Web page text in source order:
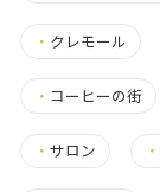
・ クレモール
・ コーヒーの街
・ サロン ・